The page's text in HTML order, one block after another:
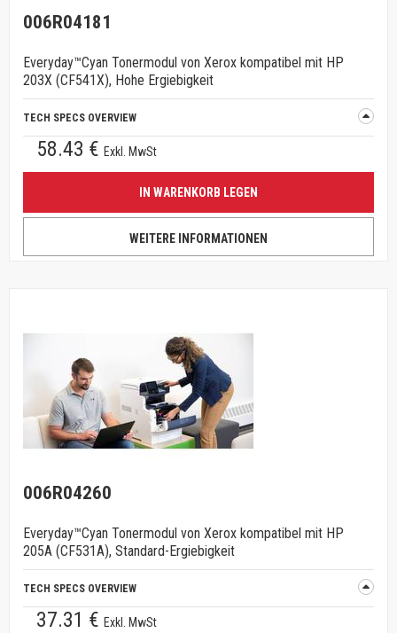
006R04181
Everyday™Cyan Tonermodul von Xerox kompatibel mit HP
203X (CF541X), Hohe Ergiebigkeit
TECH SPECS OVERVIEW
58.43 € Exkl. MwSt
IN WARENKORB LEGEN
WEITERE INFORMATIONEN
006R04260
Everyday™Cyan Tonermodul von Xerox kompatibel mit HP
205A (CF531A), Standard-Ergiebigkeit
TECH SPECS OVERVIEW
37.31 € Exkl. MwSt